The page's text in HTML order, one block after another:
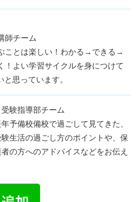
師チーム
ことは楽しい！わかる→できる→
！よい学習サイクルを身につけて
思っています。
験指導部チーム
予備校備校で過ごして見てきた、
験生活の過ごし方のポイントや、保
の方へのアドバイスなどをお伝え